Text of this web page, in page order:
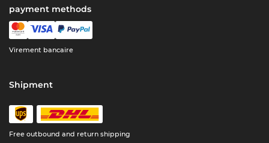
payment methods
Virement bancaire
Shipment
Free outbound and return shipping